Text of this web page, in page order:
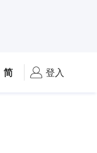
简 登入